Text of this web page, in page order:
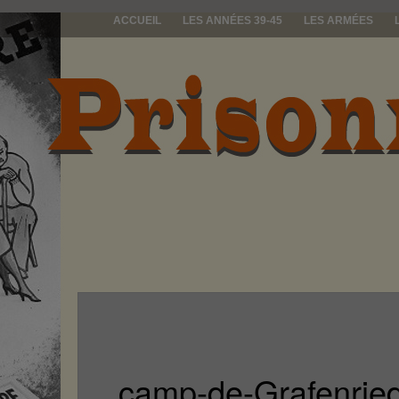
ACCUEIL LES ANNÉES 39-45 LES ARMÉES
prisonniers